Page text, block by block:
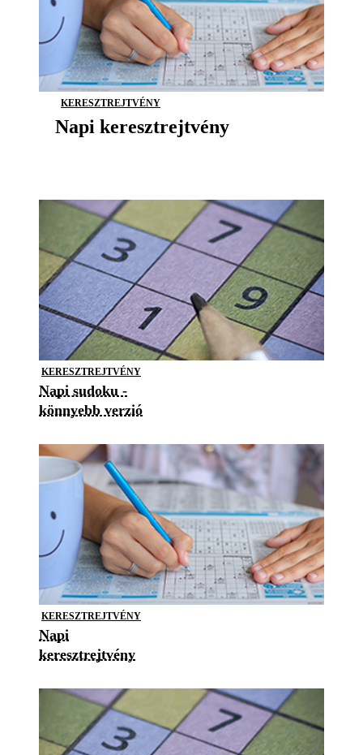
KERESZTREJTVÉNY
Napi keresztrejtvény
KERESZTREJTVÉNY
Napi sudoku -
könnyebb verzió
KERESZTREJTVÉNY
Napi
keresztrejtvény